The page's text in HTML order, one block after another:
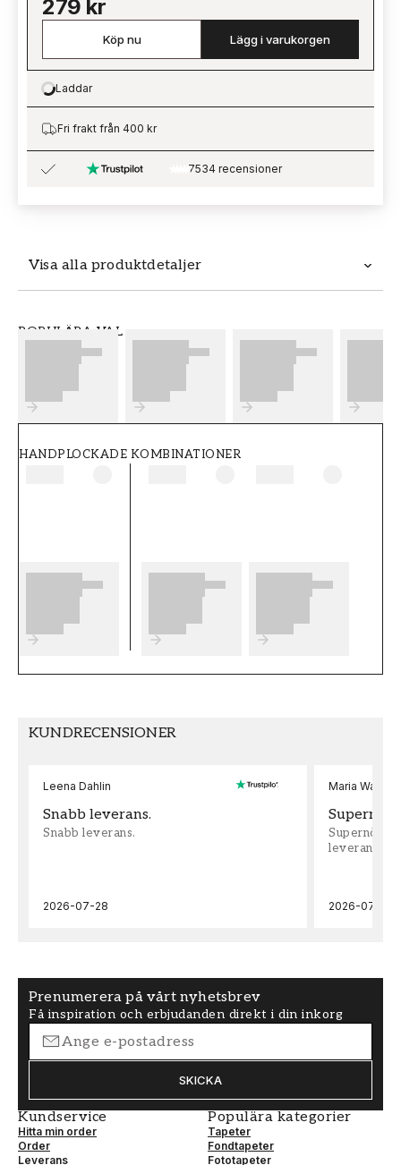
Visa alla produktdetaljer
FT38-000-W0000 Wallpassion
POPULÄRA VAL
HANDPLOCKADE KOMBINATIONER
279 kr
Köp nu Lägg i varukorgen
Loading…
Laddar
Fri frakt från 400 kr
7534 recensioner
KUNDRECENSIONER
Leena Dahlin
Snabb leverans.
Snabb leverans.
2026-07-28
Maria
leveran,
2026-07-22
Prenumerera på vårt nyhetsbrev
Få inspiration och erbjudanden direkt i din inkorg
SKICKA
Kundservice
Hitta min order
Order
Leverans
Populära kategorier
Tapeter
Fondtapeter
Fototapeter